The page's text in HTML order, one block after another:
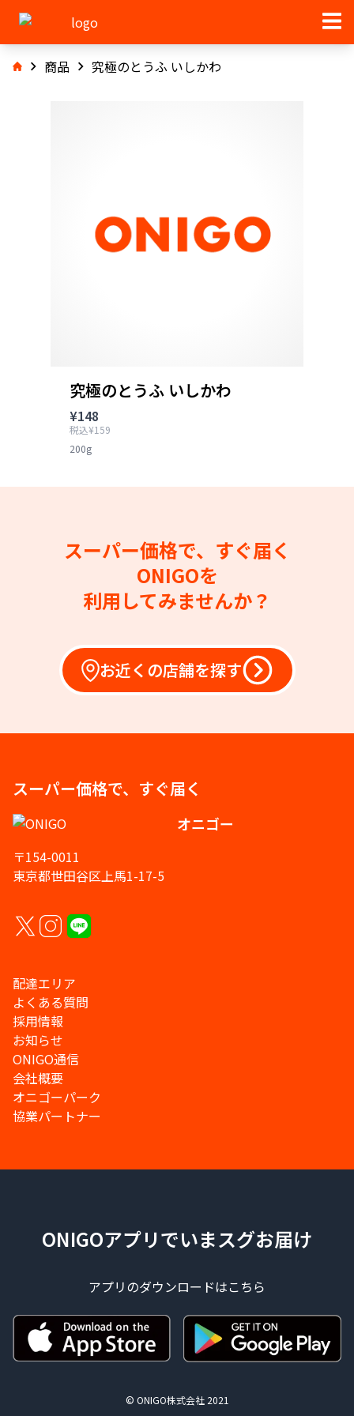
商品 究極のとうふ いしかわ
究極のとうふ いしかわ
¥148
税込¥159
200g
スーパー価格で、すぐ届く
ONIGOを
利用してみませんか？
お近くの店舗を探す
スーパー価格で、すぐ届く
オニゴー
〒154-0011
東京都世田谷区上馬1-17-5
配達エリア
よくある質問
採用情報
お知らせ
ONIGO通信
会社概要
オニゴーパーク
協業パートナー
ONIGOアプリでいまスグお届け
アプリのダウンロードはこちら
© ONIGO株式会社 2021